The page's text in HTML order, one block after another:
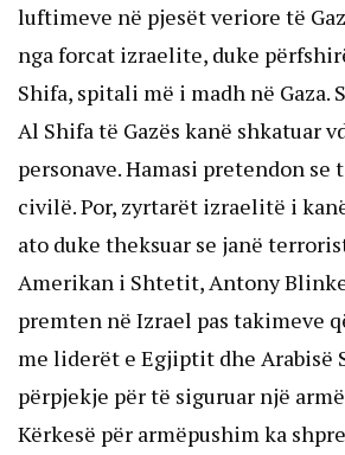
luftimeve në pjesët veriore të
nga forcat izraelite, duke
Shifa, spitali më i madh në
Al Shifa të Gazës kanë shkatuar
personave. Hamasi pretendon
civilë. Por, zyrtarët izraelitë i
ato duke theksuar se janë
Amerikan i Shtetit, Antony
premten në Izrael pas takimeve
me liderët e Egjiptit dhe Arabisë
përpjekje për të siguruar një
Kërkesë për armëpushim ka